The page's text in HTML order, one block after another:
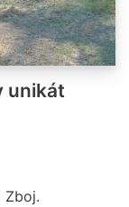
unikát
Zboj.